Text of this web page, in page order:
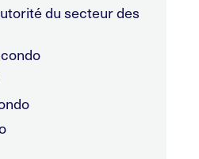
du secteur des